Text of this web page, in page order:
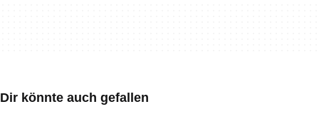
Dir könnte auch gefallen